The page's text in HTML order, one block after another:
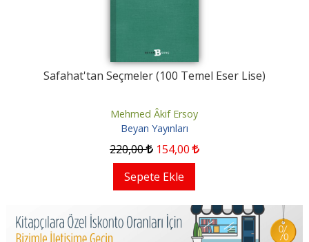
Safahat'tan Seçmeler (100 Temel Eser Lise)
Mehmed Âkif Ersoy
Beyan Yayınları
220,00 154,00
Sepete Ekle